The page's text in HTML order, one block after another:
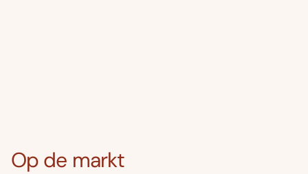
Op de markt